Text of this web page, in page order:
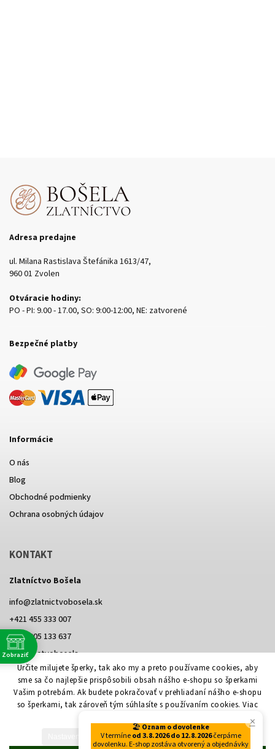
Určite milujete šperky, tak ako my a preto používame cookies, aby
sme sa čo najlepšie prispôsobili obsah nášho e-shopu so šperkami
Vašim potrebám. Ak budete pokračovať v prehliadaní nášho e-shopu
so šperkami, tak zároveň tým súhlasíte s používaním cookies. Viac
Adresa predajne
ul. Milana Rastislava Štefánika 1613/47,
960 01 Zvolen
Otváracie hodiny:
PO - PI: 9.00 - 17.00, SO: 9:00-12:00, NE: zatvorené
Bezpečné platby
Informácie
O nás
Blog
Obchodné podmienky
Ochrana osobných údajov
KONTAKT
Zlatníctvo Bošela
info@zlatnictvobosela.sk
+421 455 333 007
+421 905 133 637
@zlatnictvobosela
FacebookInstagram@zlatnictvobosela
Vytvoril Shoptet
Zobraziť
×
🏖️ Oznam o dovolenke
V termíneod 3.8.2026 do 12.8.2026čerpáme
dovolenku. E-shop zostáva otvorený a objednávky